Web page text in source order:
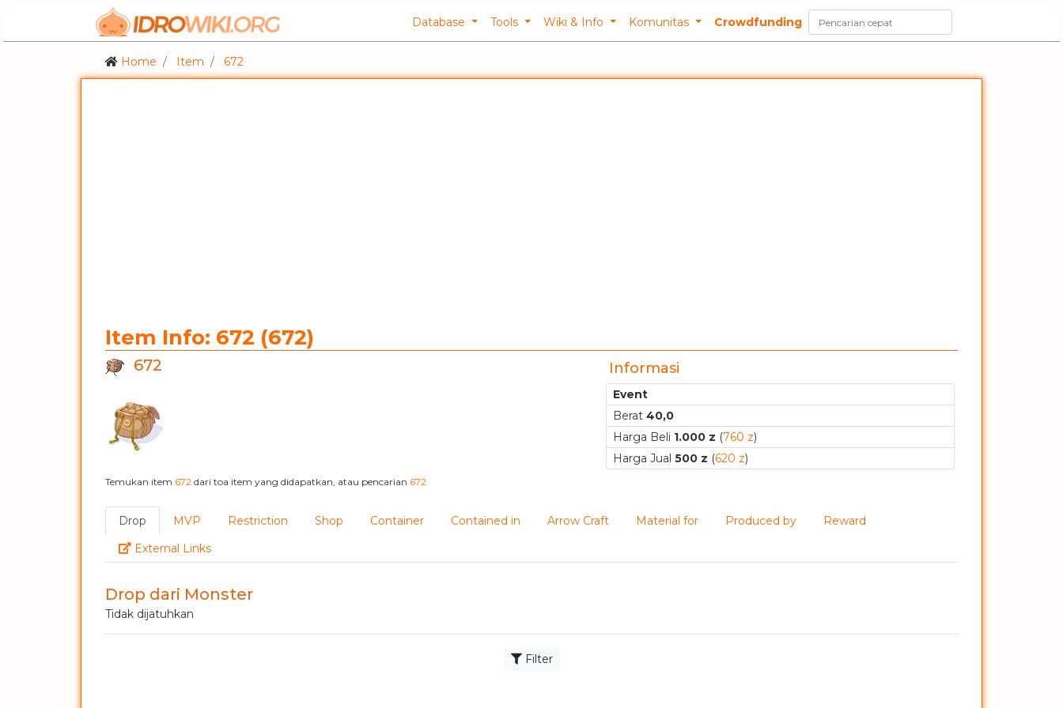
Database Tools Wiki & Info Komunitas Crowdfunding
Home Item 672
Item Info: 672 (672)
672 Informasi
Event
Berat 40,0
Harga Beli 1.000 z (760 z)
Harga Jual 500 z (620 z)
Temukan item 672 dari toa item yang didapatkan, atau pencarian 672
Drop MVP Restriction Shop Container Contained in Arrow Craft Material for Produced by
Reward
External LinksLink
Drop dari Monster
Tidak dijatuhkan
Filter